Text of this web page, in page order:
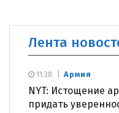
Лента
Армия
NYT: Истощение
придать
11:38